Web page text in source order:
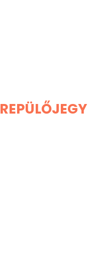
REPÜLŐJEGY